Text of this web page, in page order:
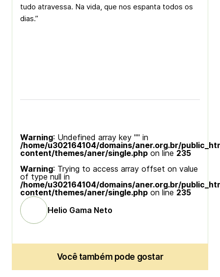
tudo atravessa. Na vida, que nos espanta todos os
dias.”
Warning: Undefined array key "" in
/home/u302164104/domains/aner.org.br/
content/themes/aner/single.php on line 235
Warning: Trying to access array offset on value
of type null in
/home/u302164104/domains/aner.org.br/
content/themes/aner/single.php on line 235
Helio Gama Neto
Você também pode gostar